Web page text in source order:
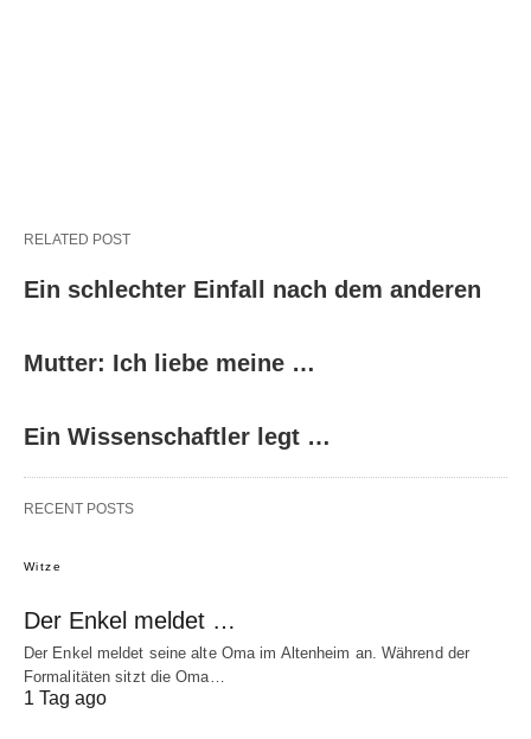
RELATED POST
Ein schlechter Einfall nach dem anderen
Mutter: Ich liebe meine …
Ein Wissenschaftler legt …
RECENT POSTS
Witze
Der Enkel meldet …
Der Enkel meldet seine alte Oma im Altenheim an. Während der
Formalitäten sitzt die Oma…
1 Tag ago